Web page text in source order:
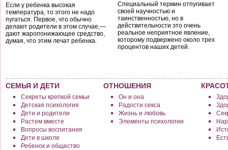
Если у ребенка высокая
температура, то этого не надо
пугаться. Первое, что обычно
делают родители в этом случае,—
дают жаропонижающее средство,
думая, что этим лечат ребенка.
Специальный термин отпугивает
своей научностью и
таинственностью, но в
действительности это очень
реальное неприятное явление,
которому подвержено около трех
процентов наших детей.
СЕМЬЯ И ДЕТИ
Секреты крепкой семьи
Детская психология
Дети и родители
Растем вместе
Вопросы воспитания
Дети в школе
Ребенок и общество
ОТНОШЕНИЯ
Он и она
Радости секса
Жизнь и любовь
Элементы психологии